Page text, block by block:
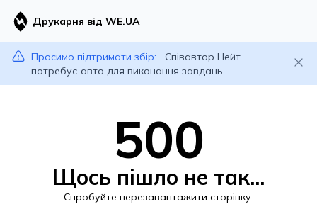
Друкарня від WE.UA
Просимо підтримати збір:
Співавтор Нейт
потребує авто для виконання завдань
500
Щось пішло не так...
Спробуйте перезавантажити сторінку.